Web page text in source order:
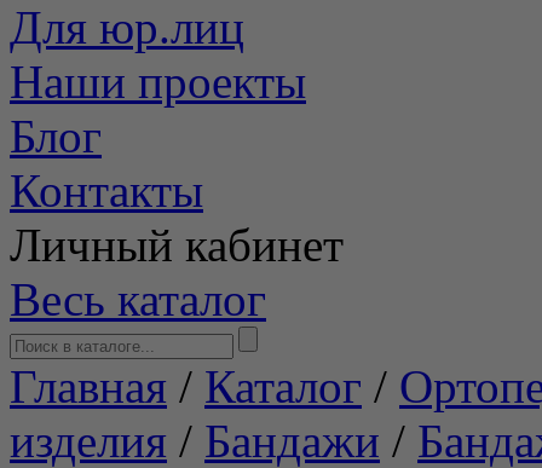
Для юр.лиц
Наши проекты
Блог
Контакты
Личный кабинет
Весь каталог
Главная / Каталог /
изделия / Бандажи /